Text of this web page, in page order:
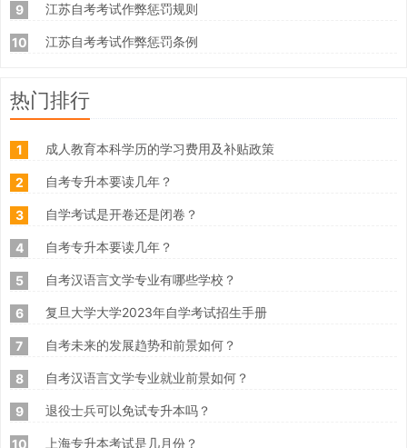
9 江苏自考考试作弊惩罚规则
10 江苏自考考试作弊惩罚条例
热门排行
1 成人教育本科学历的学习费用及补贴政策
2 自考专升本要读几年？
3 自学考试是开卷还是闭卷？
4 自考专升本要读几年？
5 自考汉语言文学专业有哪些学校？
6 复旦大学大学2023年自学考试招生手册
7 自考未来的发展趋势和前景如何？
8 自考汉语言文学专业就业前景如何？
9 退役士兵可以免试专升本吗？
10 上海专升本考试是几月份？